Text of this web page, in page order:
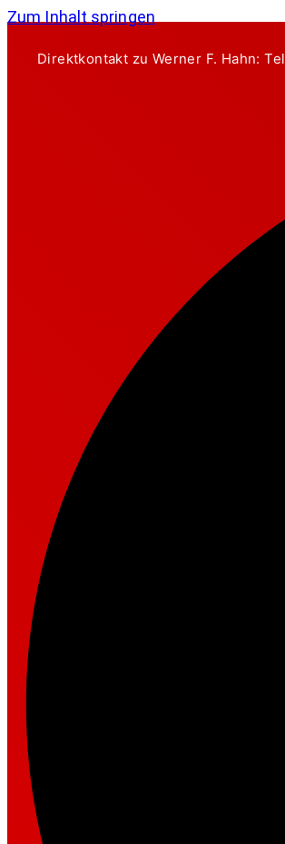
Zum Inhalt springen
Direktkontakt zu Werner F. Hahn: Tel